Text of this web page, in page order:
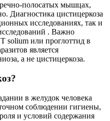
полосатых мышцах,
Диагностика цистицеркоза
исследованиях, так и
. Важно
solium или проглоттид в
является
а не цистицеркоза.
в желудок человека
соблюдении гигиены,
и условий содержания